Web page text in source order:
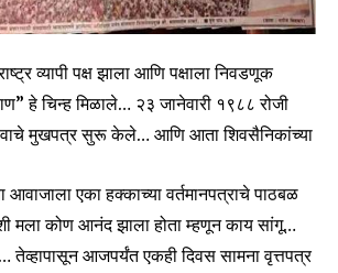
व्यापी पक्ष झाला आणि पक्षाला निवडणूक
हे चिन्ह मिळाले… २३ जानेवारी १९८८ रोजी
मुखपत्र सुरू केले… आणि आता शिवसैनिकांच्या
आवाजाला एका हक्काच्या वर्तमानपत्राचे पाठबळ
मला कोण आनंद झाला होता म्हणून काय सांगू…
तेव्हापासून आजपर्यंत एकही दिवस सामना वृत्तपत्र